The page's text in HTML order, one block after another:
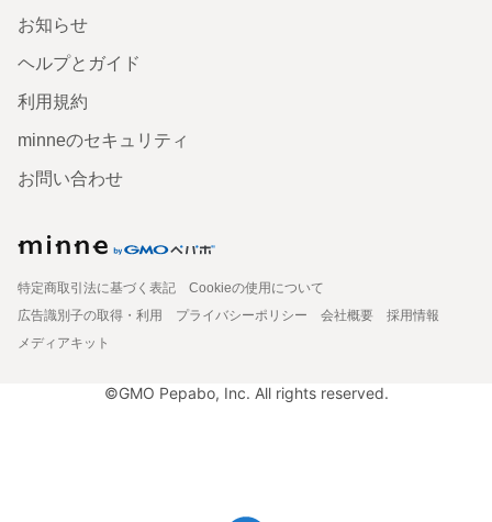
お知らせ
ヘルプとガイド
利用規約
minneのセキュリティ
お問い合わせ
特定商取引法に基づく表記
Cookieの使用について
広告識別子の取得・利用
プライバシーポリシー 会社概要
採用情報
メディアキット
©GMO Pepabo, Inc. All rights reserved.